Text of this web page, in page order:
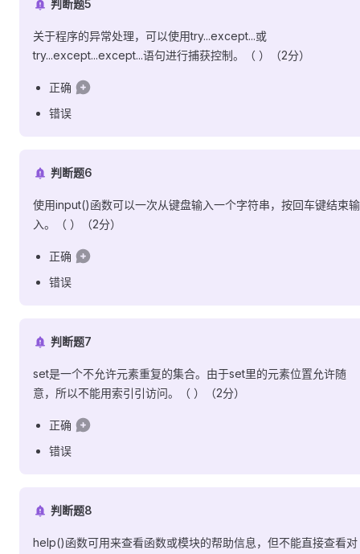
判断题5
关于程序的异常处理，可以使用try...except...或
try...except...except...语句进行捕获控制。（ ）（2分）
正确
错误
判断题6
使用input()函数可以一次从键盘输入一个字符串，按回车键结束输
入。（ ）（2分）
正确
错误
判断题7
set是一个不允许元素重复的集合。由于set里的元素位置允许随
意，所以不能用索引引访问。（ ）（2分）
正确
错误
判断题8
help()函数可用来查看函数或模块的帮助信息，但不能直接查看对